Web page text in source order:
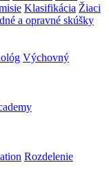
Klasifikácia Žiaci
a opravné skúšky
Výchovný
Rozdelenie